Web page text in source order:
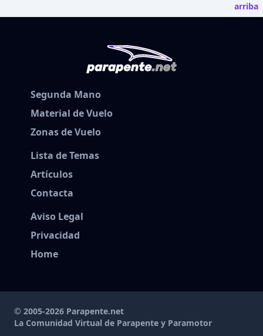
arriba
Segunda Mano
Material de Vuelo
Zonas de Vuelo
Lista de Temas
Artículos
Contacta
Aviso Legal
Privacidad
Home
© 2005-2026 Parapente.net
La Comunidad Virtual de Parapente y Paramotor